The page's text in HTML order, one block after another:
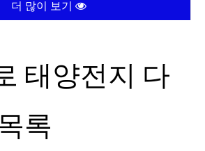
더 많이 보기
태양전지 다
록